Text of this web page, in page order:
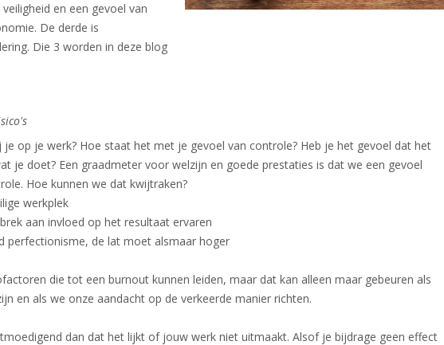
en een gevoel van
De derde is
Die 3 worden in deze blog
je op je werk? Hoe staat het met je gevoel van controle? Heb je het gevoel dat het
je doet? Een graadmeter voor welzijn en goede prestaties is dat we een gevoel
Hoe kunnen we dat kwijtraken?
werkplek
aan invloed op het resultaat ervaren
perfectionisme, de lat moet alsmaar hoger
die tot een burnout kunnen leiden, maar dat kan alleen maar gebeuren als
en als we onze aandacht op de verkeerde manier richten.
dan dat het lijkt of jouw werk niet uitmaakt. Alsof je bijdrage geen effect